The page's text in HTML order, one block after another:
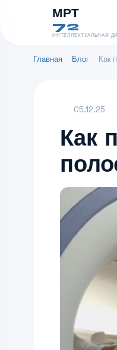
МРТ
72
ИНТЕЛЛЕКТУАЛЬНАЯ
Главная Блог Как
05.12.25
Как